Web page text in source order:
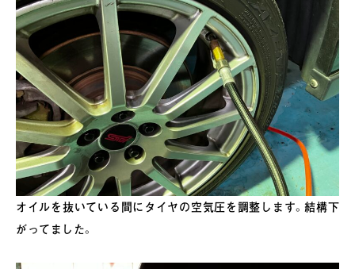
オイルを抜いている間にタイヤの空気圧を調整します。結構下
がってました。